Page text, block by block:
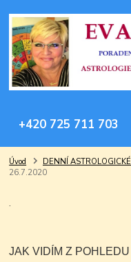
+420 725 711 703
Úvod DENNÍ
26.7.2020
.
JAK VIDÍM Z